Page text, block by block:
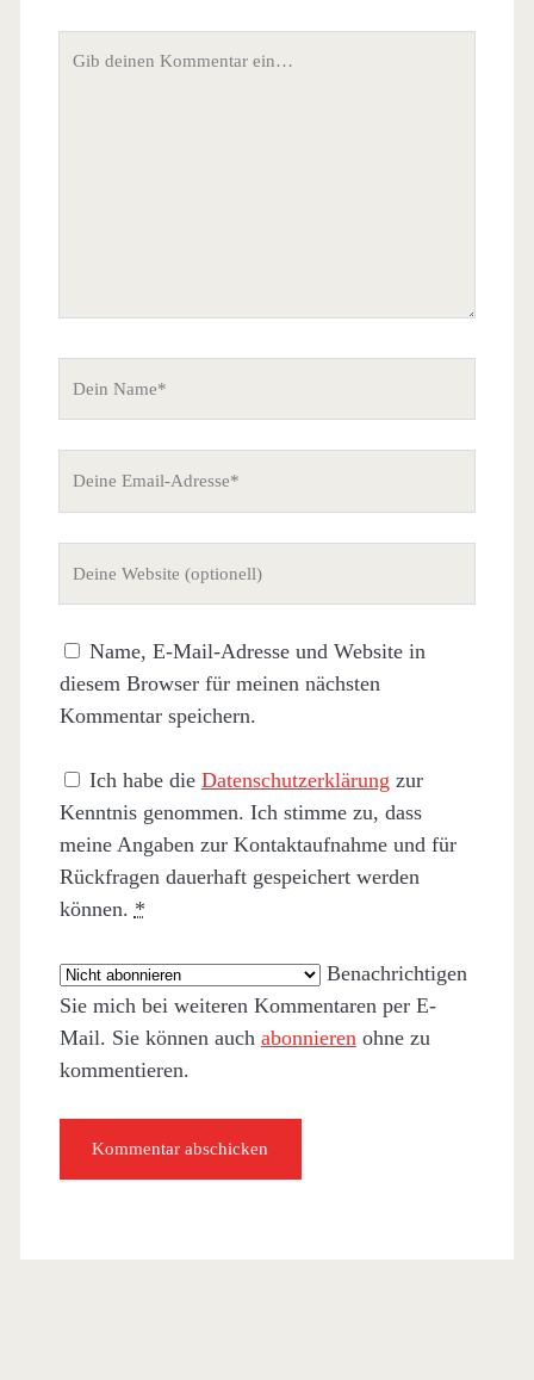
erforderlich)
Name, E-Mail-Adresse und Website in
diesem Browser für meinen nächsten
Kommentar speichern.
Ich habe die Datenschutzerklärung zur
Kenntnis genommen. Ich stimme zu, dass
meine Angaben zur Kontaktaufnahme und für
Rückfragen dauerhaft gespeichert werden
können. *
Benachrichtigen
Sie mich bei weiteren Kommentaren per E-
Mail. Sie können auch abonnierenohne zu
kommentieren.